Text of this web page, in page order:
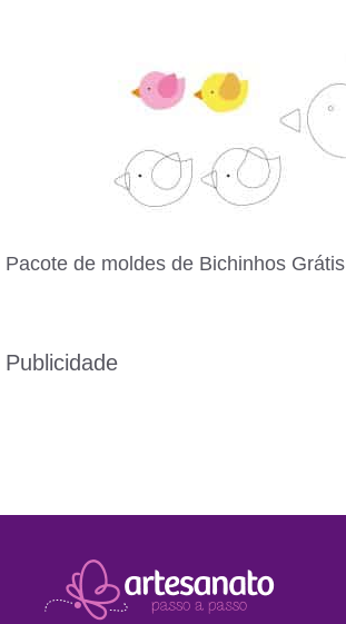
Pacote de moldes de Bichinhos Grátis
Publicidade